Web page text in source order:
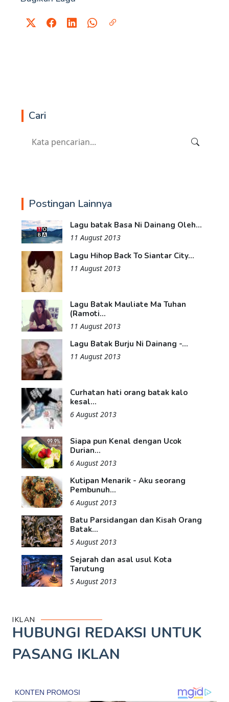
Cari
Postingan Lainnya
Lagu batak Basa Ni Dainang Oleh...
11 August 2013
Lagu Hihop Back To Siantar City...
11 August 2013
Lagu Batak Mauliate Ma Tuhan
(Ramoti...
11 August 2013
Lagu Batak Burju Ni Dainang -...
11 August 2013
Curhatan hati orang batak kalo
kesal...
6 August 2013
Siapa pun Kenal dengan Ucok
Durian...
6 August 2013
Kutipan Menarik - Aku seorang
Pembunuh...
6 August 2013
Batu Parsidangan dan Kisah Orang
Batak...
5 August 2013
Sejarah dan asal usul Kota
Tarutung
5 August 2013
IKLAN
HUBUNGI REDAKSI UNTUK
PASANG IKLAN